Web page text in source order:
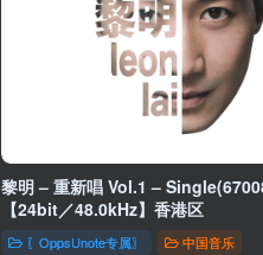
Neil Young – Oceanside Countryside(093624833642)【24bit／192.0kHz】土耳其区
黎明 – 重新唱 Vol.1 –
【24bit／48.0kHz】香港区
〖OppsUnote专属〗 中国音乐